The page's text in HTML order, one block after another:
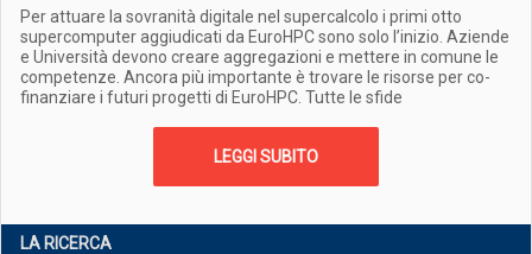
Per attuare la sovranità digitale nel supercalcolo i primi otto
supercomputer aggiudicati da EuroHPC sono solo l’inizio. Aziende
e Università devono creare aggregazioni e mettere in comune le
competenze. Ancora più importante è trovare le risorse per co-
finanziare i futuri progetti di EuroHPC. Tutte le sfide
LEGGI SUBITO
LA RICERCA